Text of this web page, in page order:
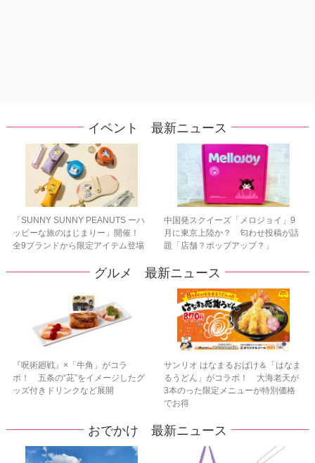
イベント 最新ニュース
「SUNNY SUNNY PEANUTS ーハ
ッピーな旅のはじまりー」開催！
全9ブランドから限定アイテム登場
中国発スクイーズ「メロジョイ」9
月に東京上陸か？ 匂わせ投稿が話
題「店舗？ポップアップ？」
グルメ 最新ニュース
『呪術廻戦』×「牛角」がコラ
ボ！ 五条の“茈”をイメージしたグ
ッズ付きドリンクなど展開
サンリオ はなまるおばけ＆「はなま
るうどん」がコラボ！ 大海老天が
3本のった限定メニューが特別価格
でお得
おでかけ 最新ニュース